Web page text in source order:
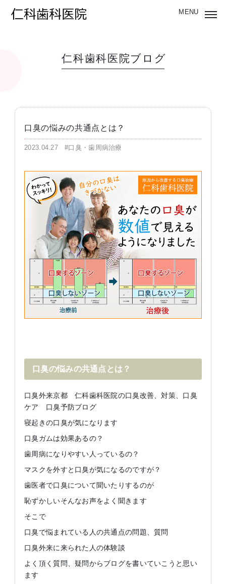
仁科歯科医院ブログ
口臭の悩みの共通点とは？
2023.04.27#口臭・歯周病治療
口臭の悩みの共通点とは？
口臭外来京都 仁科歯科医院の口臭改善、対策、口臭
ケア 口臭予防ブログ
寝起きの口臭が気になります
口臭ガムは効果あるの？
歯周病になりやすい人っているの？
マスクを外すと口臭が気になるのですが？
歯医者で口臭について聞いたりするのが
恥ずかしいそんなお声をよく聞きます
そこで
口臭で悩まれている人の共通点の問題、質問
口臭外来に来られた人の体験談
よく頂く質問、疑問からブログを書いていこうと思い
ます